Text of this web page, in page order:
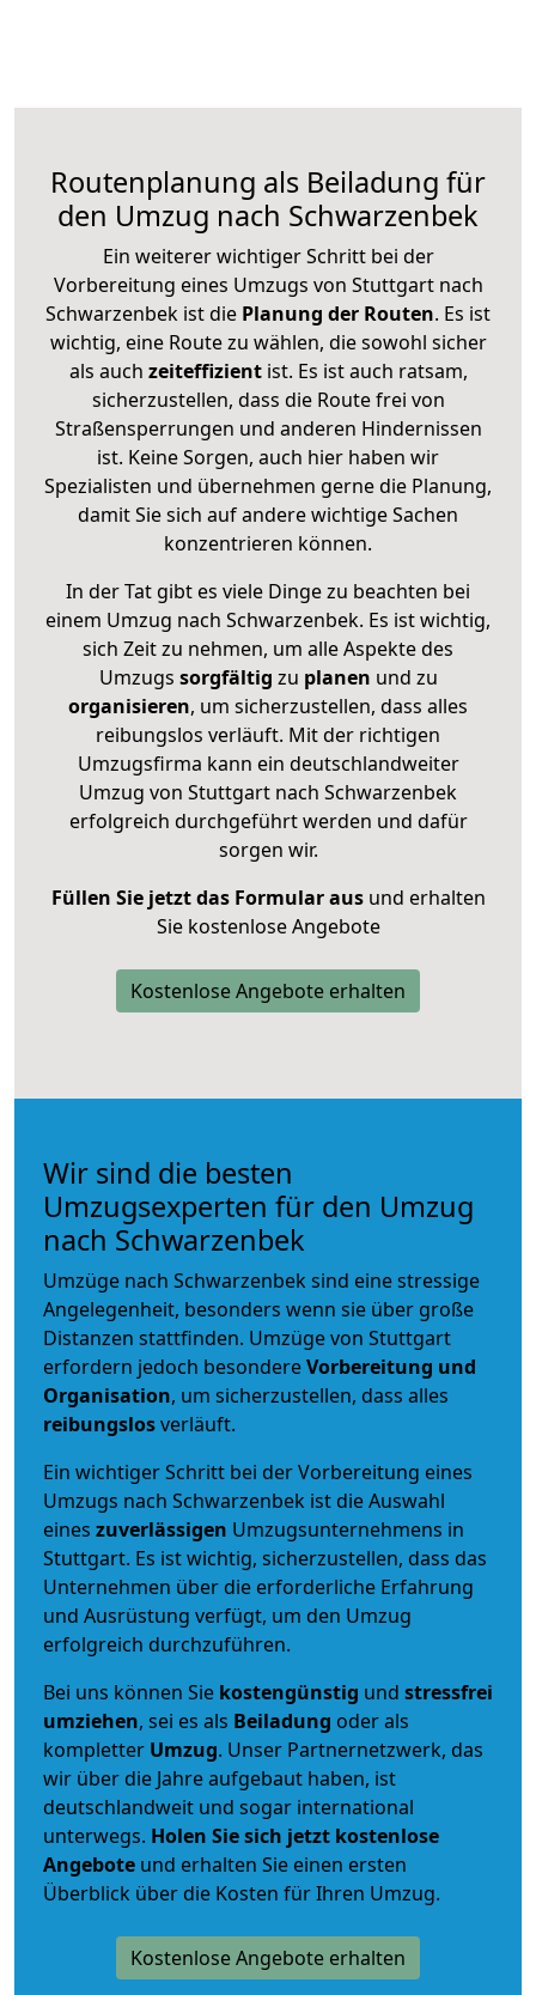
Routenplanung als Beiladung für
den Umzug nach Schwarzenbek
Ein weiterer wichtiger Schritt bei der
Vorbereitung eines Umzugs von Stuttgart nach
Schwarzenbek ist die Planung der Routen. Es ist
wichtig, eine Route zu wählen, die sowohl sicher
als auch zeiteffizientist. Es ist auch ratsam,
sicherzustellen, dass die Route frei von
Straßensperrungen und anderen Hindernissen
ist. Keine Sorgen, auch hier haben wir
Spezialisten und übernehmen gerne die Planung,
damit Sie sich auf andere wichtige Sachen
konzentrieren können.
In der Tat gibt es viele Dinge zu beachten bei
einem Umzug nach Schwarzenbek. Es ist wichtig,
sich Zeit zu nehmen, um alle Aspekte des
Umzugs sorgfältig zu planen und zu
organisieren, um sicherzustellen, dass alles
reibungslos verläuft. Mit der richtigen
Umzugsfirma kann ein deutschlandweiter
Umzug von Stuttgart nach Schwarzenbek
erfolgreich durchgeführt werden und dafür
sorgen wir.
Füllen Sie jetzt das Formular ausund erhalten
Sie kostenlose Angebote
Kostenlose Angebote erhalten
Wir sind die besten
Umzugsexperten für den Umzug
nach Schwarzenbek
Umzüge nach Schwarzenbek sind eine stressige
Angelegenheit, besonders wenn sie über große
Distanzen stattfinden. Umzüge von Stuttgart
erfordern jedoch besondereVorbereitung und
Organisation, um sicherzustellen, dass alles
reibungslosverläuft.
Ein wichtiger Schritt bei der Vorbereitung eines
Umzugs nach Schwarzenbek ist die Auswahl
eines zuverlässigen Umzugsunternehmens in
Stuttgart. Es ist wichtig, sicherzustellen, dass das
Unternehmen über die erforderliche Erfahrung
und Ausrüstung verfügt, um den Umzug
erfolgreich durchzuführen.
Bei uns können Sie kostengünstig und stressfrei
umziehen, sei es als Beiladung oder als
kompletter Umzug. Unser Partnernetzwerk, das
wir über die Jahre aufgebaut haben, ist
deutschlandweit und sogar international
unterwegs. Holen Sie sich jetzt kostenlose
Angebote und erhalten Sie einen ersten
Überblick über die Kosten für Ihren Umzug.
Kostenlose Angebote erhalten